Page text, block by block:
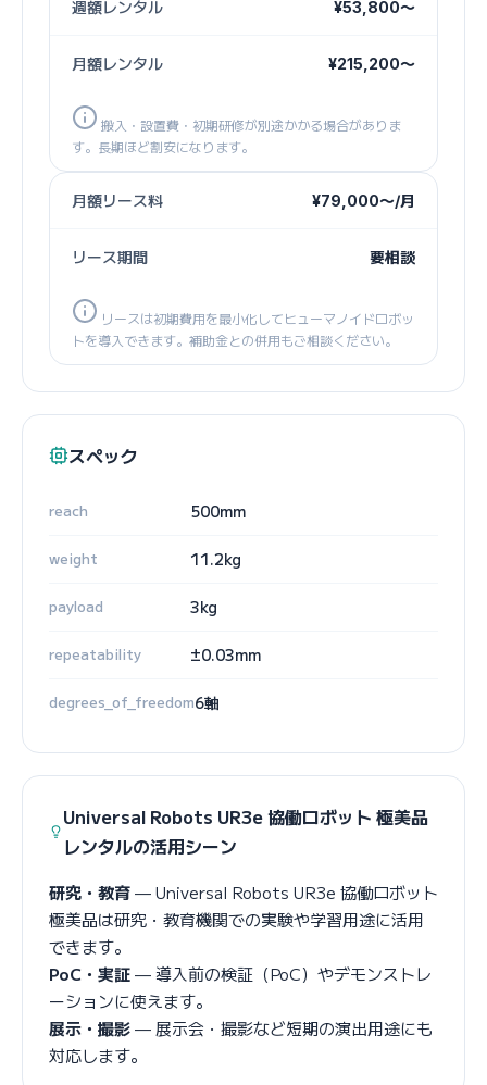
週額レンタル ¥53,800〜
月額レンタル ¥215,200〜
搬入・設置費・初期研修が別途かかる場合がありま
す。長期ほど割安になります。
月額リース料 ¥79,000〜/月
リース期間 要相談
リースは初期費用を最小化してヒューマノイドロボッ
トを導入できます。補助金との併用もご相談ください。
スペック
reach 500mm
weight 11.2kg
payload 3kg
repeatability ±0.03mm
degrees_of_freedom6軸
Universal Robots UR3e 協働ロボット 極美品
レンタルの活用シーン
研究・教育— Universal Robots UR3e 協働ロボット
極美品は研究・教育機関での実験や学習用途に活用
できます。
PoC・実証— 導入前の検証（PoC）やデモンストレ
ーションに使えます。
展示・撮影— 展示会・撮影など短期の演出用途にも
対応します。